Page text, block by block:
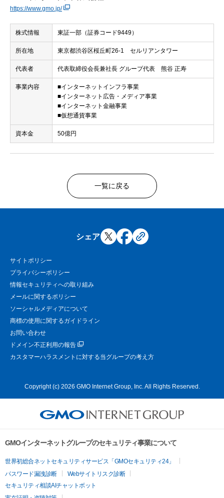
https://www.gmo.jp/
株式情報 東証一部（証券コード9449）
所在地 東京都渋谷区桜丘町26-1 セルリアンタワー
代表者 代表取締役会長兼社長 グループ代表 熊谷 正寿
事業内容
■インターネットインフラ事業
■インターネット広告・メディア事業
■インターネット金融事業
■仮想通貨事業
資本金 50億円
一覧に戻る
シェア
サイトポリシー
プライバシーポリシー
情報セキュリティへの取り組み
メールに関するポリシー
ソーシャルメディアについて
商標の使用に関するガイドライン
お問い合わせ
ドメイン不正利用の報告
カスタマーハラスメントに対する当グループの考え方
Copyright (c) 2026 GMO Internet Group, Inc. All Rights Reserved.
GMOインターネットグループのセキュリティ事業について
世界初総合ネットセキュリティサービス「GMOセキュリティ24」
パスワード漏洩診断
Webサイトリスク診断
セキュリティ相談AIチャットボット